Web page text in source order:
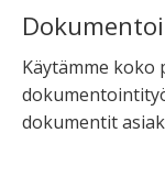
Käytämme koko
dokumentit